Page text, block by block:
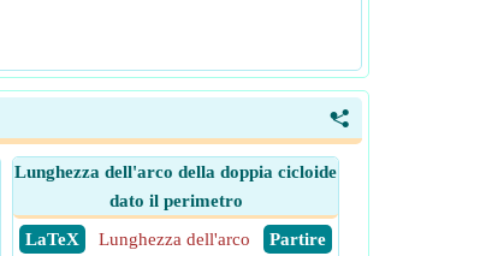
<
Lunghezza dell'arco della doppia cicloide
dato il perimetro
​ LaTeX
​ Partire
Lunghezza dell'arco